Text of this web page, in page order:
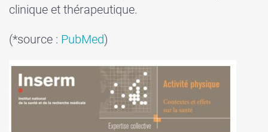
clinique et thérapeutique.
(*source : PubMed)